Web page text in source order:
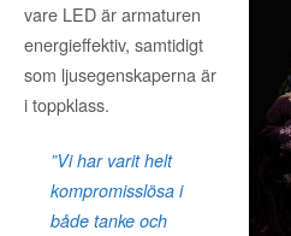
vare LED är armaturen
energieffektiv, samtidigt
som ljusegenskaperna är
i toppklass.
”Vi har varit helt
kompromisslösa i
både tanke och